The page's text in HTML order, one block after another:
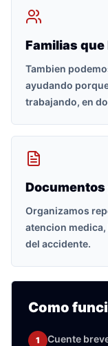
Familias
Tambien
ayudando
trabajando, en
Organizamos
atencion
del accidente.
Como
1 Cuente